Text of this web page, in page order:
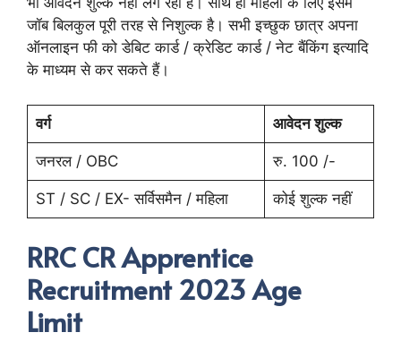
जॉब बिलकुल पूरी तरह से निशुल्क है। सभी इच्छुक छात्र अपना
ऑनलाइन फी को डेबिट कार्ड / क्रेडिट कार्ड / नेट बैंकिंग इत्यादि
के माध्यम से कर सकते हैं।
वर्ग आवेदन शुल्क
जनरल / OBC रु. 100 /-
ST / SC / EX- सर्विसमैन / महिला कोई शुल्क नहीं
RRC CR Apprentice
Recruitment 2023 Age
Limit